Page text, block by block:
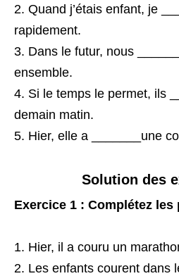
Quand j’étais enfant, je
rapidement.
Dans le futur, nous
ensemble.
Si le temps le permet, ils
demain matin.
Hier, elle a _______une
Solution des
Exercice 1 : Complétez les
Hier, il a couru un
Les enfants courent dans